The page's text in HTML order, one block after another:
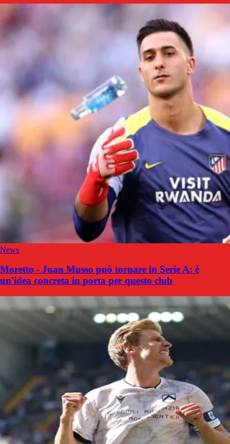
News
Moretto - Juan Musso può tornare in Serie A: è
un'idea concreta in porta per questo club